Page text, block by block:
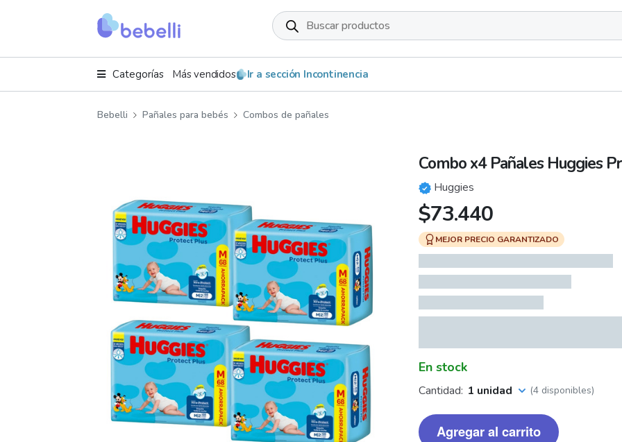
Products
search
Categorías Más vendidos Ir a sección Incontinencia
Bebelli Pañales para bebés Combos de pañales
Combo x4 Pañales Huggies
Huggies
$73.440
MEJOR PRECIO GARANTIZADO
En stock
Cantidad: 1 unidad (4 disponibles)
Agregar al carrito